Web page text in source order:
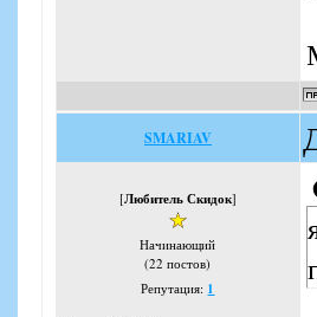
SMARIAV
[Любитель Скидок]
Начинающий
(22 постов)
Репутация: 1